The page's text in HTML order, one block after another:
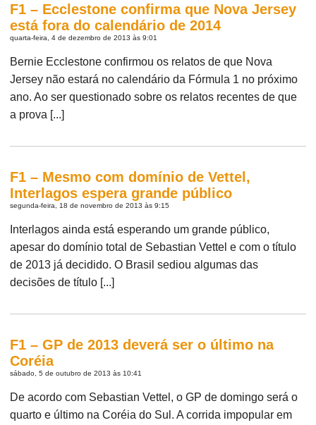
F1 – Ecclestone confirma que Nova Jersey
está fora do calendário de 2014
quarta-feira, 4 de dezembro de 2013 às 9:01
Bernie Ecclestone confirmou os relatos de que Nova
Jersey não estará no calendário da Fórmula 1 no próximo
ano. Ao ser questionado sobre os relatos recentes de que
a prova [...]
F1 – Mesmo com domínio de Vettel,
Interlagos espera grande público
segunda-feira, 18 de novembro de 2013 às 9:15
Interlagos ainda está esperando um grande público,
apesar do domínio total de Sebastian Vettel e com o título
de 2013 já decidido. O Brasil sediou algumas das
decisões de título [...]
F1 – GP de 2013 deverá ser o último na
Coréia
sábado, 5 de outubro de 2013 às 10:41
De acordo com Sebastian Vettel, o GP de domingo será o
quarto e último na Coréia do Sul. A corrida impopular em